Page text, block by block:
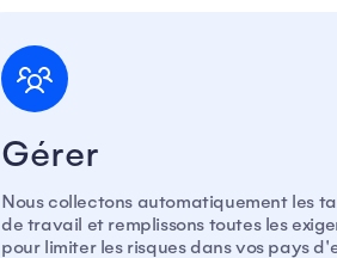
Gérer
Nous collectons automatiquement les
de travail et remplissons toutes les
pour limiter les risques dans vos pays